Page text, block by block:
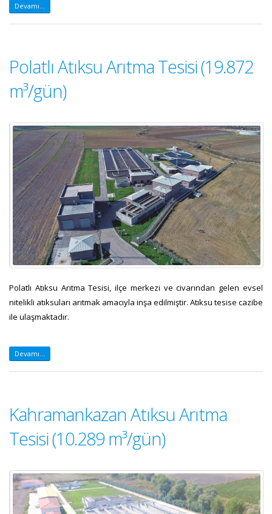
Devamı...
Polatlı Atıksu Arıtma Tesisi (19.872
m³/gün)
Polatlı Atıksu Arıtma Tesisi, ilçe merkezi ve civarından gelen evsel
nitelikli atıksuları arıtmak amacıyla inşa edilmiştir. Atıksu tesise cazibe
ile ulaşmaktadır.
Devamı...
Kahramankazan Atıksu Arıtma
Tesisi (10.289 m³/gün)